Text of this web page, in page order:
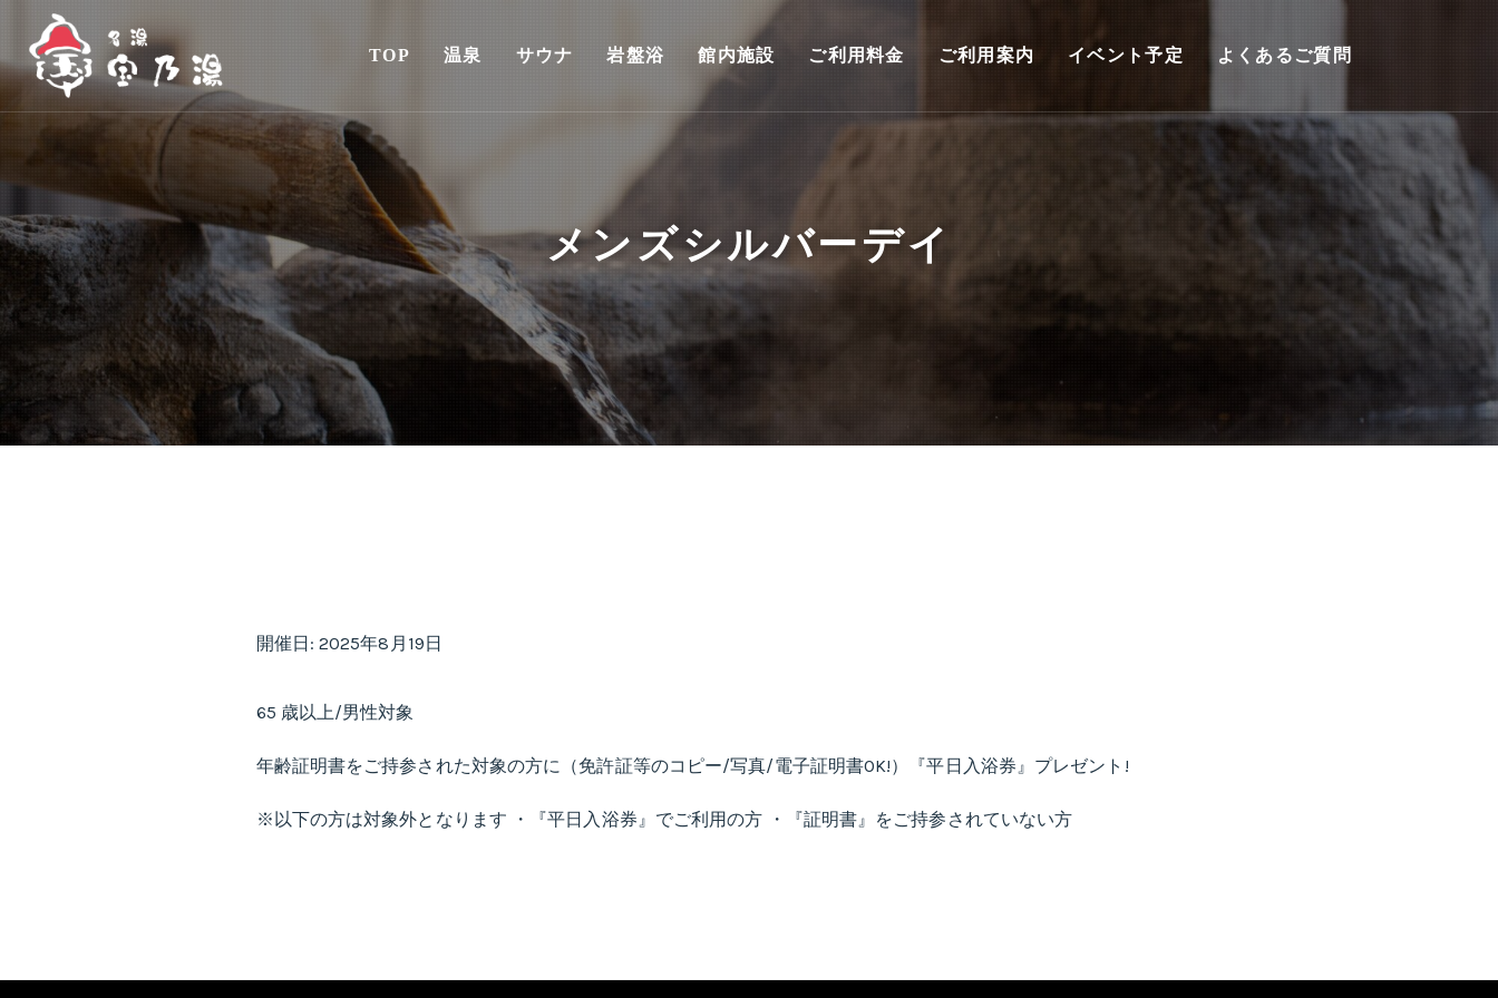
TOP 温泉 サウナ 岩盤浴 館内施設 ご利用料金 ご利用案内 イベント予定 よくあるご質問
メンズシルバーデイ
開催日: 2025年8月19日
65 歳以上/男性対象
年齢証明書をご持参された対象の方に（免許証等のコピー/写真/電子証明書OK!）『平日入浴券』プレゼント!
※以下の方は対象外となります ・『平日入浴券』でご利用の方 ・『証明書』をご持参されていない方